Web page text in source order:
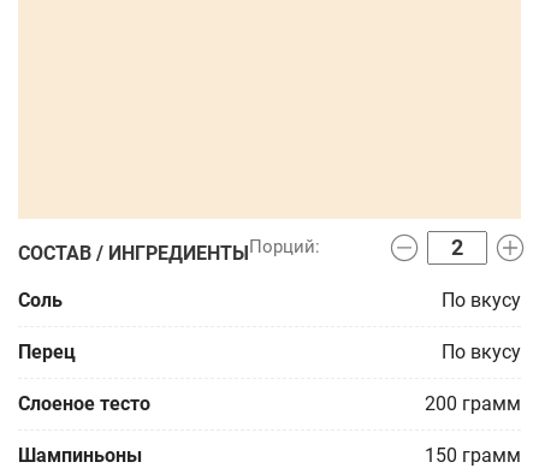
СОСТАВ / ИНГРЕДИЕНТЫ
Соль По вкусу
Перец По вкусу
Слоеное тесто 200 грамм
Шампиньоны 150 грамм